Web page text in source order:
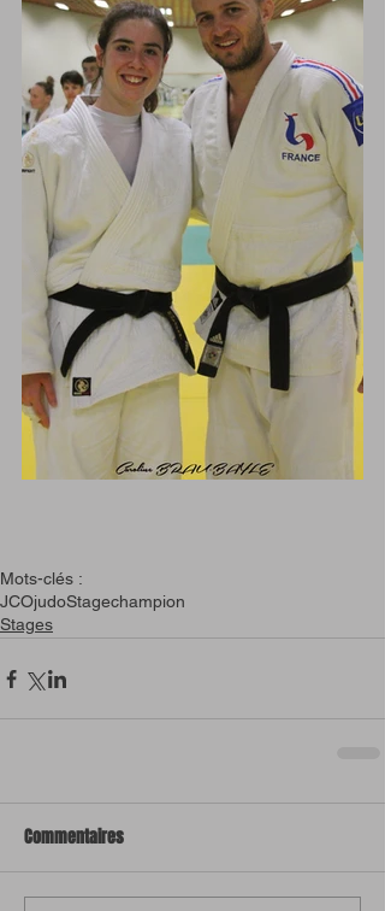
Mots-clés :
JCOjudoStagechampion
Stages
Commentaires